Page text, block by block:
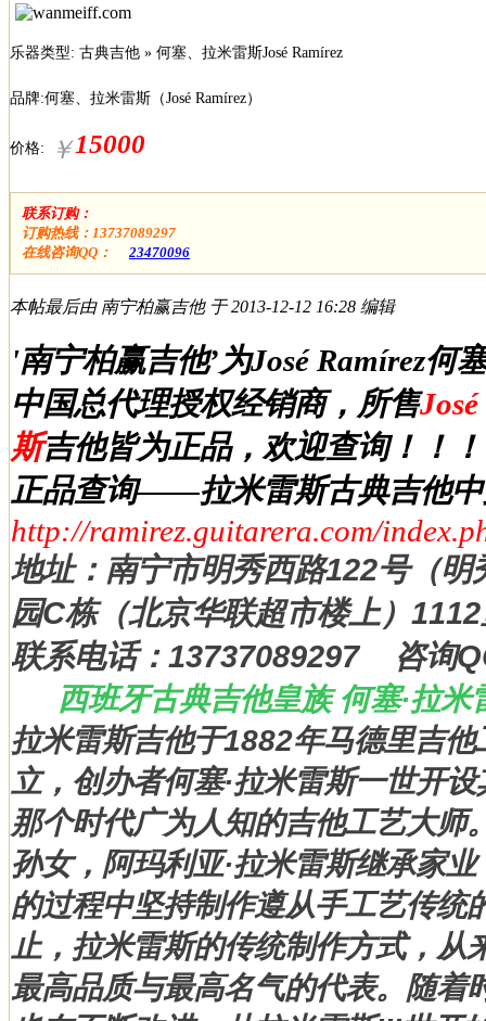
乐器类型: 古典吉他 » 何塞、拉米雷斯José Ramírez
品牌:何塞、拉米雷斯（José Ramírez）
价格: ￥15000
联系订购：
订购热线：13737089297
在线咨询QQ：
23470096
本帖最后由 南宁柏赢吉他 于 2013-12-12 16:28 编辑
'南宁柏赢吉他’为José Ramírez何
中国总代理授权经销商，所售
斯吉他皆为正品，欢迎查询！！！
正品查询——拉米雷斯古典吉他
http://ramirez.guitarera.com/
地址：南宁市明秀西路122号（明
园C栋（北京华联超市楼上）
联系电话：13737089297 咨询
西班牙古典吉他皇族 何塞·拉
拉米雷斯吉他于1882年马德里吉
立，创办者何塞·拉米雷斯一世开
那个时代广为人知的吉他工艺大师
孙女，阿玛利亚·拉米雷斯继承家
的过程中坚持制作遵从手工艺传统
止，拉米雷斯的传统制作方式，从
最高品质与最高名气的代表。随着